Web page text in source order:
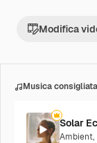
Modifica
Musica
Solar
Ambient,